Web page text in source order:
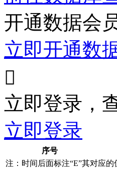
开通数据会
立即开通数

立即登录，
立即登录
序号
注：时间后面标注“E”其对应的